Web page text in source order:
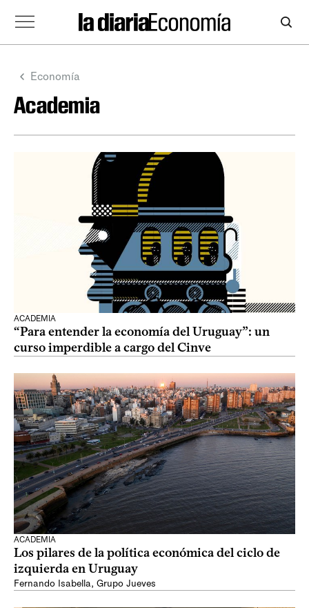
Economía
Academia
ACADEMIA
“Para entender la economía del Uruguay”: un
curso imperdible a cargo del Cinve
ACADEMIA
Los pilares de la política económica del ciclo de
izquierda en Uruguay
Fernando Isabella, Grupo Jueves